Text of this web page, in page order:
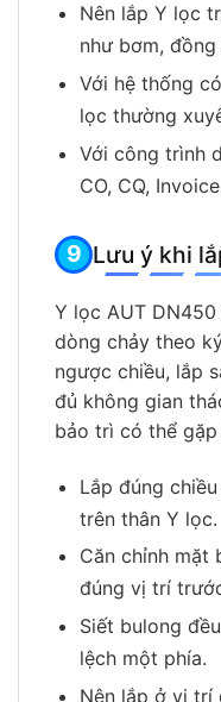
Nên lắp Y lọc
như bơm,
Với hệ thống
lọc thường
Với công trình
CO, CQ,
Lưu ý khi
Y lọc AUT
dòng chảy theo
ngược chiều, lắp
đủ không gian
bảo trì có thể gặp
Lắp đúng
trên thân Y lọc.
Căn chỉnh mặt
đúng vị trí
Siết bulong
lệch một phía.
Nên lắp ở vị trí